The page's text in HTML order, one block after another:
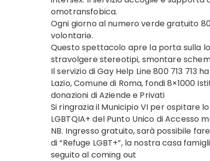
omotransfobica.
Ogni giorno al numero verde gratuito
volontariə.
Questo spettacolo apre la porta sulla
stravolgere stereotipi, smontare
Il servizio di Gay Help Line 800 713 713
Lazio, Comune di Roma, fondi 8×1000
donazioni di Aziende e Privati
Si ringrazia il Municipio VI per ospitare
LGBTQIA+ del Punto Unico di Accesso
NB. Ingresso gratuito, sarà possibile
di “Refuge LGBT+”, la nostra casa
seguito al coming out